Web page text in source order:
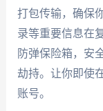
打包传输，确保
录等重要信息在
防弹保险箱，安
劫持。让你即使
账号。